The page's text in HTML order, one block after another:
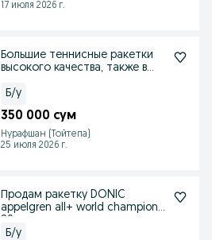
17 июля 2026 г.
Большие теннисные ракетки
высокого качества, также в
Б/у
350 000 сум
Нурафшан (Тойтепа)
25 июля 2026 г.
Продам ракетку DONIC
appelgren all+ world champion
Б/у